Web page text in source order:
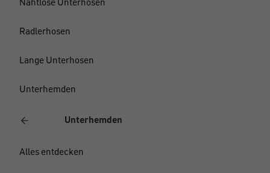
Nahtlose Unterhosen
Radlerhosen
Lange Unterhosen
Unterhemden
Unterhemden
Alles entdecken